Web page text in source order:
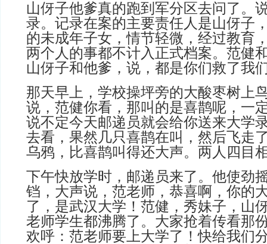
山伢子他爹真的跑到军分区去问了。
录。记录在案的主要责任人是山伢子
的未成年子女，情节轻微，经过教育
两个人的事都不计入正式档案。范健
山伢子和他爹，说，都是你们救了我
那天早上，学校操坪旁的大酸枣树上
说，范健你看，那叫的是喜鹊呢，一
说不定今天邮递员就会给你送来大学
去看，果然几只喜鹊在叫，然后飞走
乌鸦，比喜鹊叫得还大声。两人四目
下午快放学时，邮递员来了。他使劲
铛，大声说，范老师，恭喜啊，你的
了，是武汉大学！范健，秀妹子，山
老师学生都沸腾了。大家抢着传看那
欢呼：范老师要上大学了！快给我们